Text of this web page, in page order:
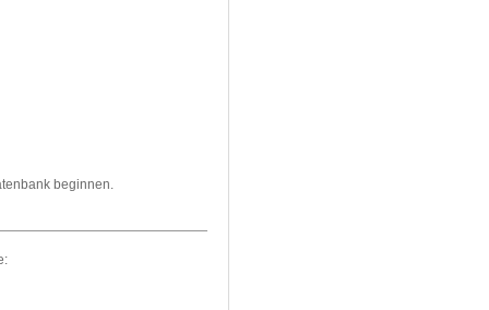
beginnen.